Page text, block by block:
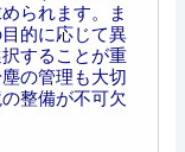
られます。ま
的に応じて異
することが重
の管理も大切
整備が不可欠